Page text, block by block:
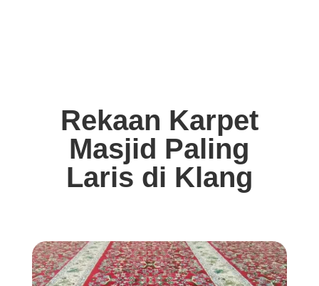
Rekaan Karpet
Masjid Paling
Laris di Klang